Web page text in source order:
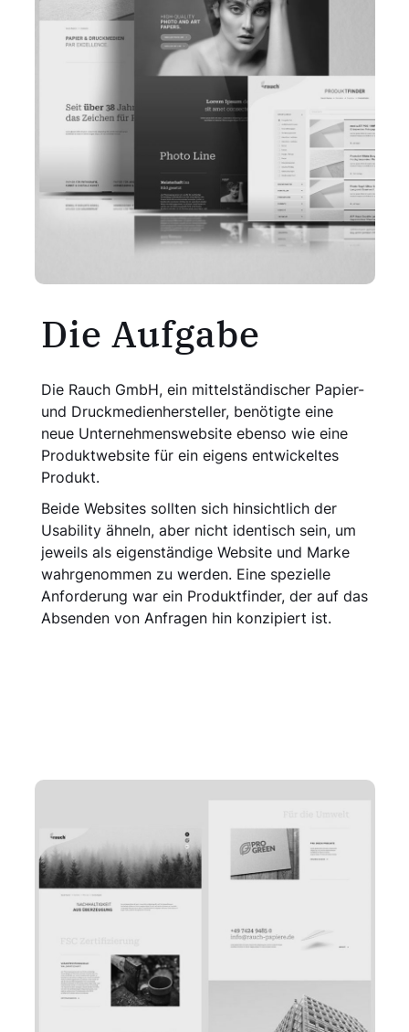
Die Aufgabe
Die Rauch GmbH, ein mittelständischer Papier-
und Druckmedienhersteller, benötigte eine
neue Unter­nehmenswebsite ebenso wie eine
Produktwebsite für ein eigens entwickeltes
Produkt.
Beide Websites sollten sich hinsichtlich der
Usability ähneln, aber nicht identisch sein, um
jeweils als eigenständige Website und Marke
wahrgenommen zu werden. Eine spezielle
Anforderung war ein Produktfinder, der auf das
Absenden von Anfragen hin konzipiert ist.